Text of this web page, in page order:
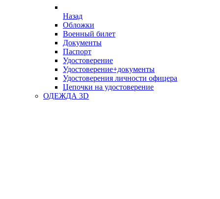
Назад
Обложки
Военный билет
Документы
Паспорт
Удостоверение
Удостоверение+документы
Удостоверения личности офицера
Цепочки на удостоверение
ОДЕЖДА 3D